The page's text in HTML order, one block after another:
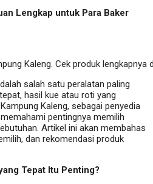
Lengkap untuk Para Baker
Kaleng. Cek produk
salah satu peralatan paling
hasil kue atau roti yang
Kaleng, sebagai penyedia
pentingnya memilih
Artikel ini akan membahas
dan rekomendasi produk
Tepat Itu Penting?